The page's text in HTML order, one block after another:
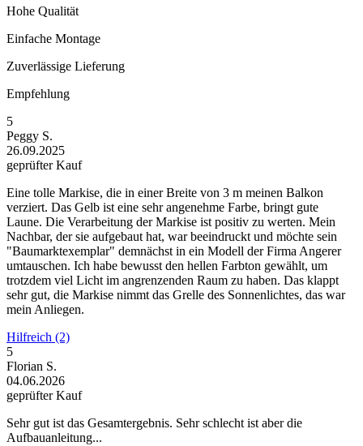
Hohe Qualität
Einfache Montage
Zuverlässige Lieferung
Empfehlung
5
Peggy S.
26.09.2025
geprüfter Kauf
Eine tolle Markise, die in einer Breite von 3 m meinen Balkon
verziert. Das Gelb ist eine sehr angenehme Farbe, bringt gute
Laune. Die Verarbeitung der Markise ist positiv zu werten. Mein
Nachbar, der sie aufgebaut hat, war beeindruckt und möchte sein
"Baumarktexemplar" demnächst in ein Modell der Firma Angerer
umtauschen. Ich habe bewusst den hellen Farbton gewählt, um
trotzdem viel Licht im angrenzenden Raum zu haben. Das klappt
sehr gut, die Markise nimmt das Grelle des Sonnenlichtes, das war
mein Anliegen.
Hilfreich (2)
5
Florian S.
04.06.2026
geprüfter Kauf
Sehr gut ist das Gesamtergebnis. Sehr schlecht ist aber die
Aufbauanleitung...